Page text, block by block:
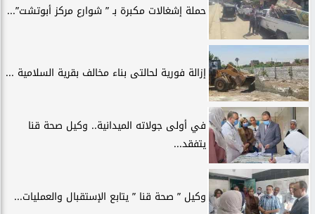
حملة إشغالات مكبرة بـ ” شوارع مركز أبوتشت”...
إزالة فورية لحالتى بناء مخالف بقرية السلامية ...
في أولى جولاته الميدانية.. وكيل صحة قنا
يتفقد...
وكيل ” صحة قنا ” يتابع الإستقبال والعمليات...